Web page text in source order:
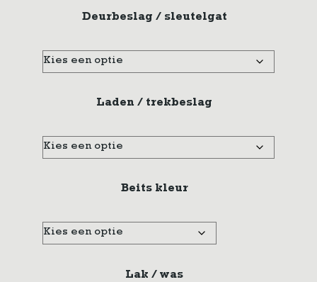
Deurbeslag / sleutelgat
Laden / trekbeslag
Beits kleur
Lak / was